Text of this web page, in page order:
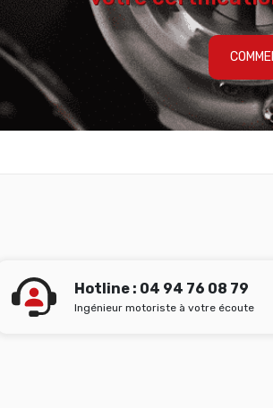
Hotline : 04 94 76 08 79
Ingénieur motoriste à votre écoute